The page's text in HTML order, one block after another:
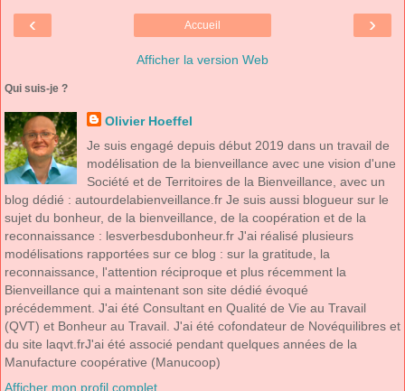
‹ ›
Accueil
Afficher la version Web
Qui suis-je ?
Olivier Hoeffel
Je suis engagé depuis début 2019 dans un travail de
modélisation de la bienveillance avec une vision d'une
Société et de Territoires de la Bienveillance, avec un
blog dédié : autourdelabienveillance.fr Je suis aussi blogueur sur le
sujet du bonheur, de la bienveillance, de la coopération et de la
reconnaissance : lesverbesdubonheur.fr J'ai réalisé plusieurs
modélisations rapportées sur ce blog : sur la gratitude, la
reconnaissance, l'attention réciproque et plus récemment la
Bienveillance qui a maintenant son site dédié évoqué
précédemment. J'ai été Consultant en Qualité de Vie au Travail
(QVT) et Bonheur au Travail. J'ai été cofondateur de Novéquilibres et
du site laqvt.frJ'ai été associé pendant quelques années de la
Manufacture coopérative (Manucoop)
Afficher mon profil complet